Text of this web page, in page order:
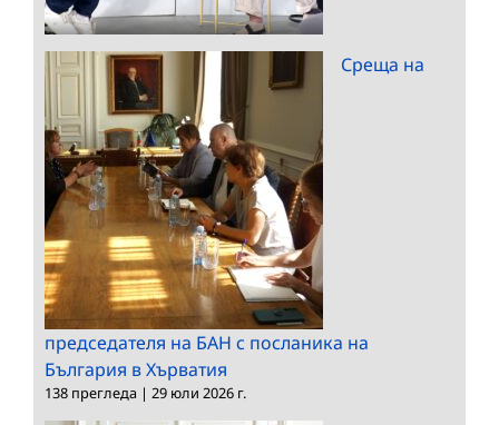
Среща на
председателя на БАН с посланика на
България в Хърватия
138 прегледа | 29 юли 2026 г.